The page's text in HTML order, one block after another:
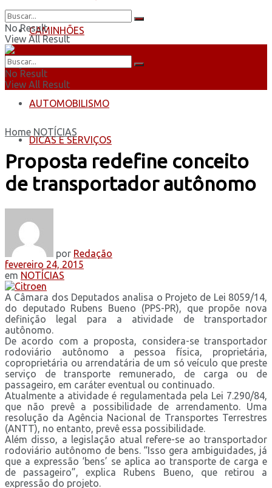
CAMINHÕES
ÔNIBUS
AUTOMOBILISMO
DICAS E SERVIÇOS
No Result
View All Result
No Result
View All Result
Home NOTÍCIAS
Proposta redefine conceito
de transportador autônomo
por Redação
fevereiro 24, 2015
em NOTÍCIAS
A Câmara dos Deputados analisa o Projeto de Lei 8059/14,
do deputado Rubens Bueno (PPS-PR), que propõe nova
definição legal para a atividade de transportador
autônomo.
De acordo com a proposta, considera-se transportador
rodoviário autônomo a pessoa física, proprietária,
coproprietária ou arrendatária de um só veículo que preste
serviço de transporte remunerado, de carga ou de
passageiro, em caráter eventual ou continuado.
Atualmente a atividade é regulamentada pela Lei 7.290/84,
que não prevê a possibilidade de arrendamento. Uma
resolução da Agência Nacional de Transportes Terrestres
(ANTT), no entanto, prevê essa possibilidade.
Além disso, a legislação atual refere-se ao transportador
rodoviário autônomo de bens. “Isso gera ambiguidades, já
que a expressão ‘bens’ se aplica ao transporte de carga e
de passageiro”, explica Rubens Bueno, que retirou a
expressão do projeto.